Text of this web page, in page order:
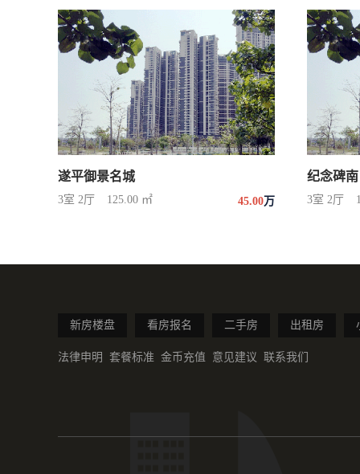
遂平御景名城
3室 2厅 125.00 ㎡ 45.00万
纪念碑南
3室 2厅
新房楼盘 看房报名 二手房 出租房
法律申明 套餐标准 金币充值 意见建议 联系我们